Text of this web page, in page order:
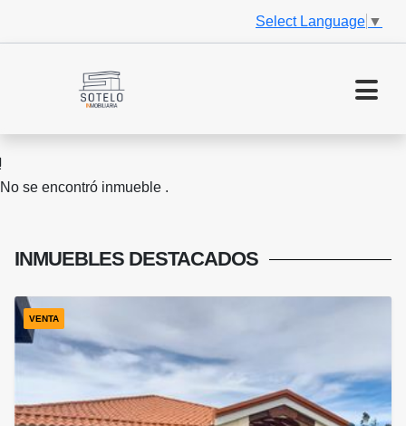
Select Language ▼
No se encontró inmueble .
INMUEBLES DESTACADOS
VENTA